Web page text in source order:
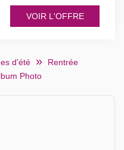
VOIR L'OFFRE
d'été
Rentrée
Photo